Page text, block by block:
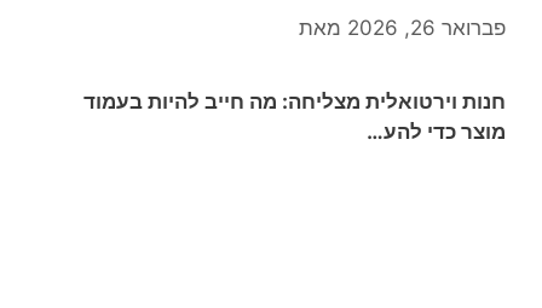
פברואר 26, 2026 מאת
חנות וירטואלית מצליחה: מה חייב להיות בעמוד
מוצר כדי להע…